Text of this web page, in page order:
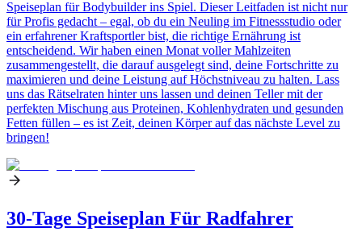
Speiseplan für Bodybuilder ins Spiel. Dieser Leitfaden ist nicht nur
für Profis gedacht – egal, ob du ein Neuling im Fitnessstudio oder
ein erfahrener Kraftsportler bist, die richtige Ernährung ist
entscheidend. Wir haben einen Monat voller Mahlzeiten
zusammengestellt, die darauf ausgelegt sind, deine Fortschritte zu
maximieren und deine Leistung auf Höchstniveau zu halten. Lass
uns das Rätselraten hinter uns lassen und deinen Teller mit der
perfekten Mischung aus Proteinen, Kohlenhydraten und gesunden
Fetten füllen – es ist Zeit, deinen Körper auf das nächste Level zu
bringen!
30-Tage Speiseplan Für Radfahrer